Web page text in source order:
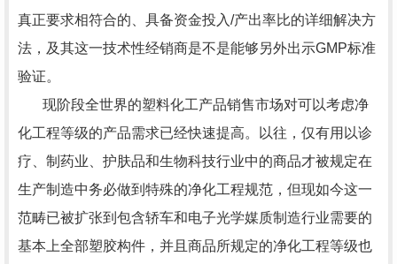
真正要求相符合的、具备资金投入/产出率比的详细解决方
法，及其这一技术性经销商是不是能够另外出示GMP标准
验证。
现阶段全世界的塑料化工产品销售市场对可以考虑净
化工程等级的产品需求已经快速提高。以往，仅有用以诊
疗、制药业、护肤品和生物科技行业中的商品才被规定在
生产制造中务必做到特殊的净化工程规范，但现如今这一
范畴已被扩张到包含轿车和电子光学媒质制造行业需要的
基本上全部塑胶构件，并且商品所规定的净化工程等级也